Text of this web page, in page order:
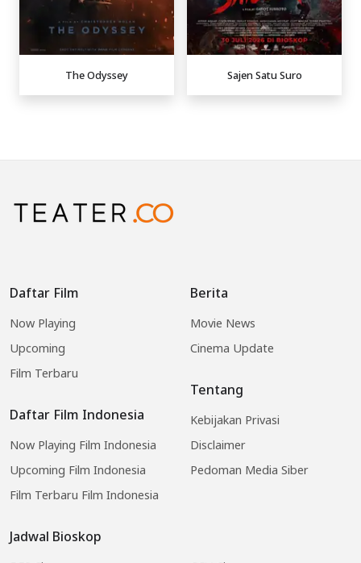
The Odyssey Sajen Satu Suro
Daftar Film
Now Playing
Upcoming
Film Terbaru
Daftar Film Indonesia
Now Playing Film Indonesia
Upcoming Film Indonesia
Film Terbaru Film Indonesia
Jadwal Bioskop
Berita
Movie News
Cinema Update
Tentang
Kebijakan Privasi
Disclaimer
Pedoman Media Siber